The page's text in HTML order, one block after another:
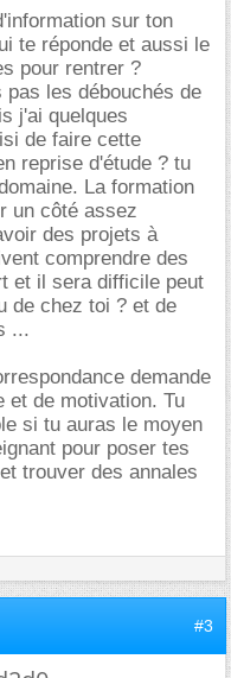
sur ton
te réponde et aussi le
pour rentrer ?
pas les débouchés de
j'ai quelques
de faire cette
reprise d'étude ? tu
La formation
un côté assez
des projets à
comprendre des
et il sera difficile peut
de chez toi ? et de
...
demande
et de motivation. Tu
si tu auras le moyen
pour poser tes
trouver des annales
#3